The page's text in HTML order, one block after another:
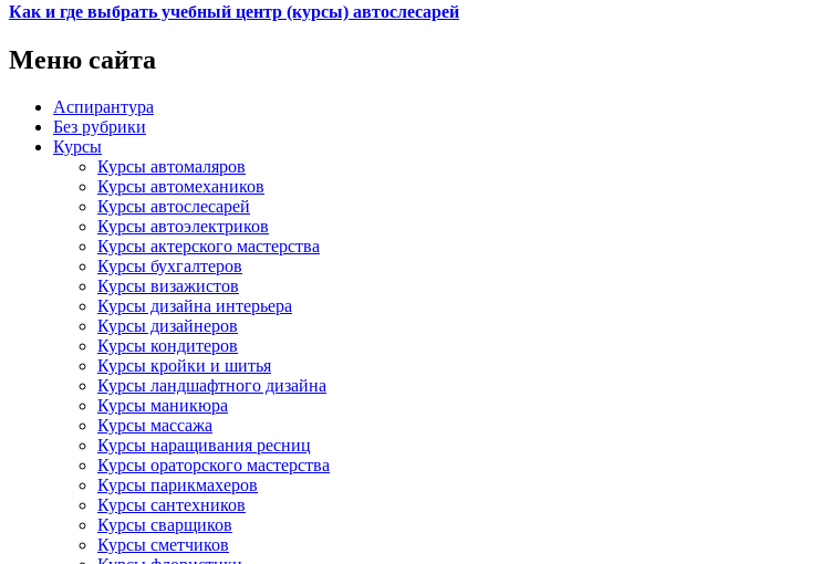
Как и где выбрать учебный центр (курсы) автослесарей
Меню сайта
Аспирантура
Без рубрики
Курсы
Курсы автомаляров
Курсы автомехаников
Курсы автослесарей
Курсы автоэлектриков
Курсы актерского мастерства
Курсы бухгалтеров
Курсы визажистов
Курсы дизайна интерьера
Курсы дизайнеров
Курсы кондитеров
Курсы кройки и шитья
Курсы ландшафтного дизайна
Курсы маникюра
Курсы массажа
Курсы наращивания ресниц
Курсы ораторского мастерства
Курсы парикмахеров
Курсы сантехников
Курсы сварщиков
Курсы сметчиков